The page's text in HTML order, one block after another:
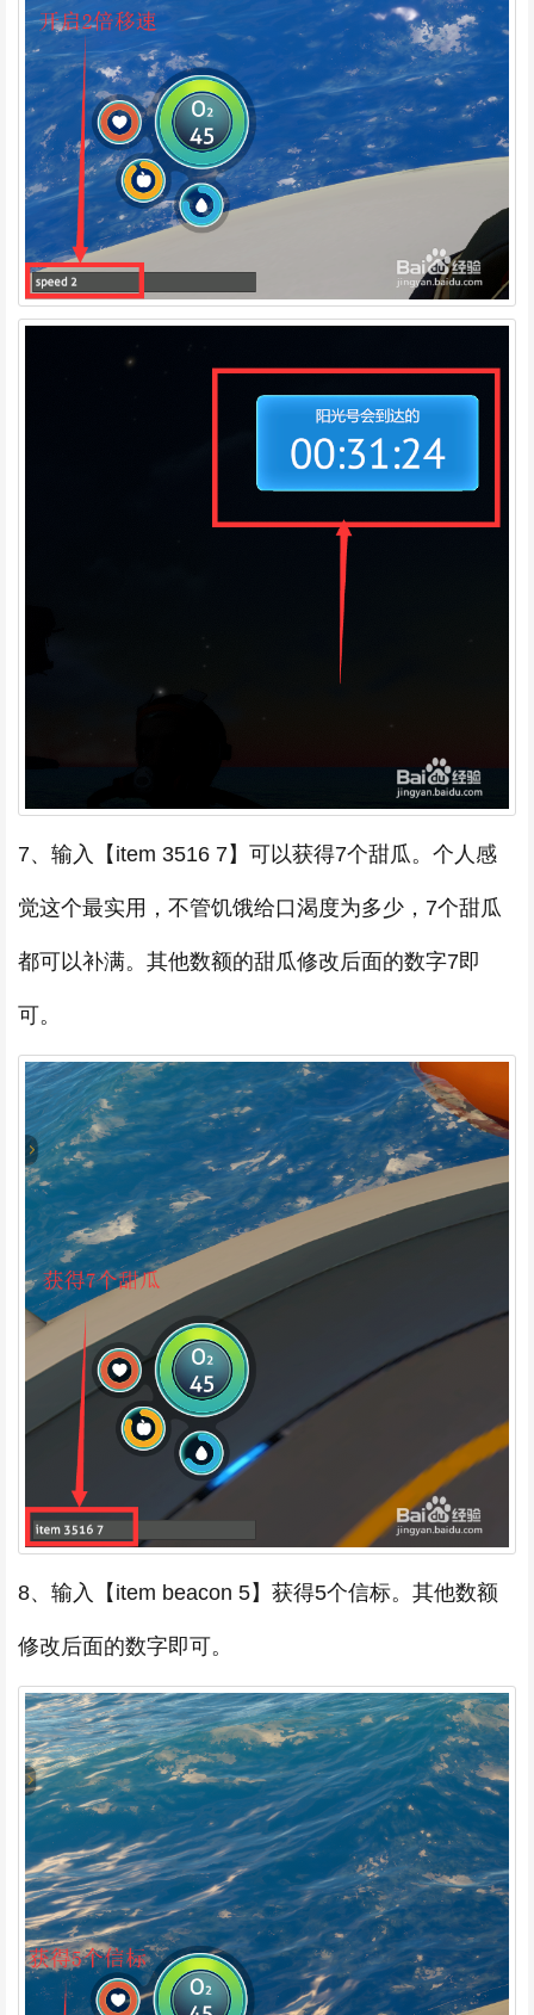
7、输入【item 3516 7】可以获得7个甜瓜。个人感
觉这个最实用，不管饥饿给口渴度为多少，7个甜瓜
都可以补满。其他数额的甜瓜修改后面的数字7即
可。
8、输入【item beacon 5】获得5个信标。其他数额
修改后面的数字即可。